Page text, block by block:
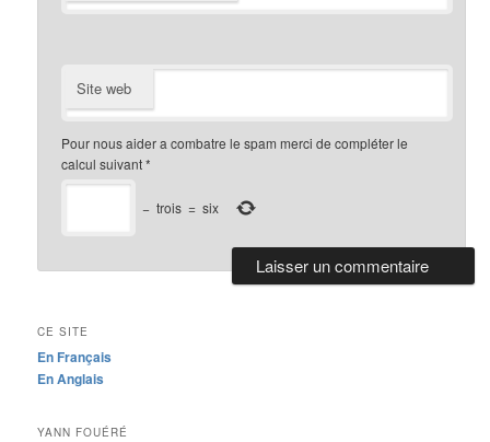
Site web
Pour nous aider a combatre le spam merci de compléter le
calcul suivant*
− trois = six
CE SITE
En Français
En Anglais
YANN FOUÉRÉ